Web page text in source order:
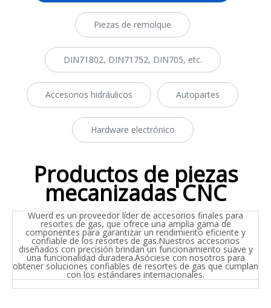
Piezas de remolque
DIN71802, DIN71752, DIN705, etc.
Accesorios hidráulicos Autopartes
Hardware electrónico
Productos de piezas
mecanizadas CNC
Wuerd es un proveedor líder de accesorios finales para
resortes de gas, que ofrece una amplia gama de
componentes para garantizar un rendimiento eficiente y
confiable de los resortes de gas.Nuestros accesorios
diseñados con precisión brindan un funcionamiento suave y
una funcionalidad duradera.Asóciese con nosotros para
obtener soluciones confiables de resortes de gas que cumplan
con los estándares internacionales.